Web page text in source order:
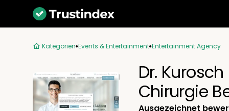
Kategorien Events & Entertainment Entertainment Agency
Dr.
Chirurgie
Ausgezeichnet